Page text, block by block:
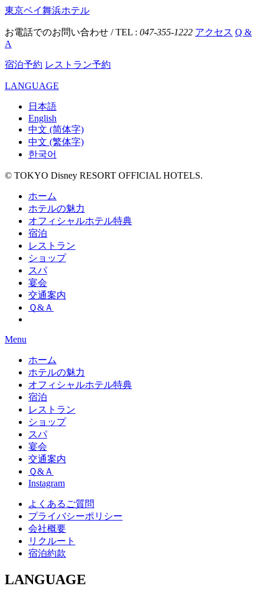
東京ベイ舞浜ホテル
お電話でのお問い合わせ / TEL : 047-355-1222 アクセス Q &
A
宿泊予約 レストラン予約
LANGUAGE
日本語
English
中文 (简体字)
中文 (繁体字)
한국어
© TOKYO Disney RESORT OFFICIAL HOTELS.
ホーム
ホテルの魅力
オフィシャルホテル特典
宿泊
レストラン
ショップ
スパ
宴会
交通案内
Ｑ&Ａ
Menu
ホーム
ホテルの魅力
オフィシャルホテル特典
宿泊
レストラン
ショップ
スパ
宴会
交通案内
Ｑ&Ａ
Instagram
よくあるご質問
プライバシーポリシー
会社概要
リクルート
宿泊約款
LANGUAGE